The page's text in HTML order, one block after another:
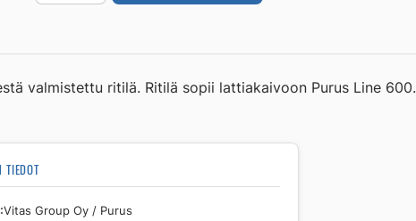
Twist
määrä
valmistettu ritilä. Ritilä sopii lattiakaivoon Purus Line 600.
TIEDOT
Vitas Group Oy / Purus